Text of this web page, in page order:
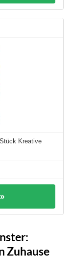
Kreative
Zuhause